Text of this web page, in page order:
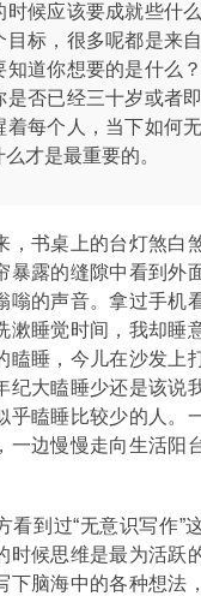
时候应该要成就些什
标，很多呢都是来
知道你想要的是什么
是否已经三十岁或者
着每个人，当下如何
才是最重要的。
，书桌上的台灯煞白
暴露的缝隙中看到外
嗡的声音。拿过手机
漱睡觉时间，我却睡
瞌睡，今儿在沙发上
纪大瞌睡少还是该说
乎瞌睡比较少的人。
一边慢慢走向生活阳
看到过“无意识写作”
时候思维是最为活跃
下脑海中的各种想法